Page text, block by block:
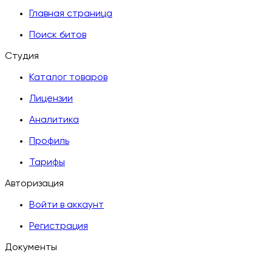
Главная страница
Поиск битов
Студия
Каталог товаров
Лицензии
Аналитика
Профиль
Тарифы
Авторизация
Войти в аккаунт
Регистрация
Документы